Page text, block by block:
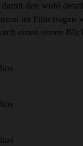
damit den wohl
im Film tragen
einen ersten